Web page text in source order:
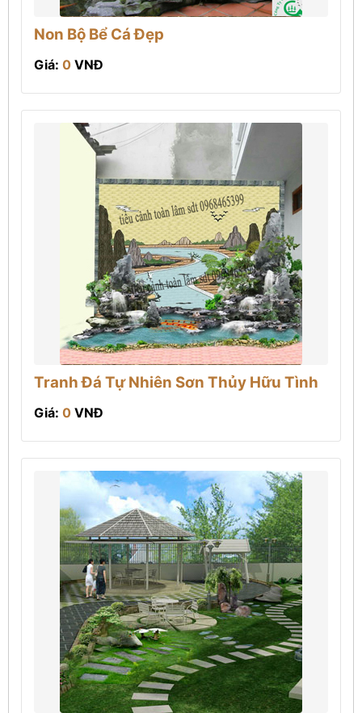
Non Bộ Bể Cá Đẹp
Giá: 0 VNĐ
Tranh Đá Tự Nhiên Sơn Thủy Hữu Tình
Giá: 0 VNĐ